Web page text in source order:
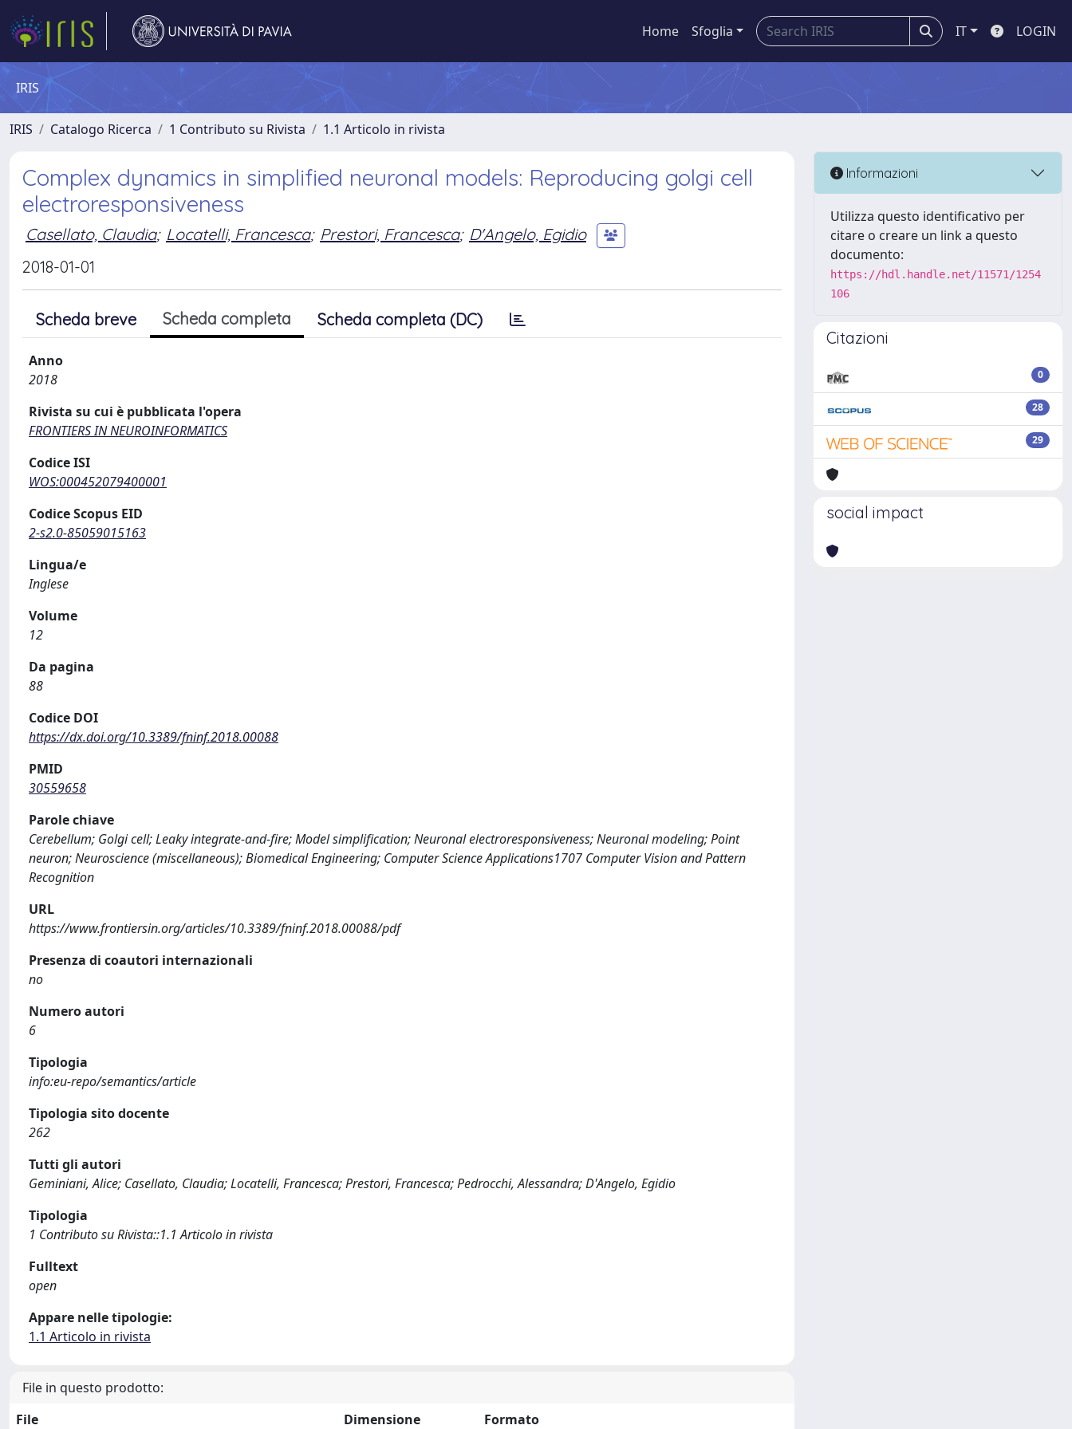
Home Sfoglia IT LOGIN
IRIS
IRIS Catalogo Ricerca 1 Contributo su Rivista 1.1 Articolo in rivista
Complex dynamics in simplified neuronal models: Reproducing golgi cell
electroresponsiveness
Casellato, Claudia; Locatelli, Francesca; Prestori, Francesca; D'Angelo, Egidio
2018-01-01
Scheda breve Scheda completa Scheda completa (DC)
Anno
2018
Rivista su cui è pubblicata l'opera
FRONTIERS IN NEUROINFORMATICS
Codice ISI
WOS:000452079400001
Codice Scopus EID
2-s2.0-85059015163
Lingua/e
Inglese
Volume
12
Da pagina
88
Codice DOI
https://dx.doi.org/10.3389/fninf.2018.00088
PMID
30559658
Parole chiave
Cerebellum; Golgi cell; Leaky integrate-and-fire; Model simplification; Neuronal electroresponsiveness; Neuronal modeling; Point
neuron; Neuroscience (miscellaneous); Biomedical Engineering; Computer Science Applications1707 Computer Vision and Pattern
Recognition
URL
https://www.frontiersin.org/articles/10.3389/fninf.2018.00088/pdf
Presenza di coautori internazionali
no
Numero autori
6
Tipologia
info:eu-repo/semantics/article
Tipologia sito docente
262
Tutti gli autori
Geminiani, Alice; Casellato, Claudia; Locatelli, Francesca; Prestori, Francesca; Pedrocchi, Alessandra; D'Angelo, Egidio
Tipologia
1 Contributo su Rivista::1.1 Articolo in rivista
Fulltext
open
Appare nelle tipologie:
1.1 Articolo in rivista
File in questo prodotto:
File
Dimensione Formato
Informazioni
Utilizza questo identificativo per
citare o creare un link a questo
documento:
https://hdl.handle.net/11571/1254
106
Citazioni
0
28
29
social impact